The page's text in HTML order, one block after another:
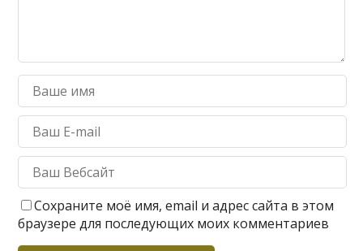
Сохраните моё имя, email и адрес сайта в этом
браузере для последующих моих комментариев